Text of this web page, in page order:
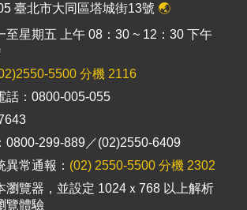
臺北市大同區塔城街13號 🌏
至星期五 上午 08：30 ~ 12：30 下午
5500 分機 2116
話：0800-005-055
0800-299-889／(02)2550-6409
常通報： (02) 2550-5500 分機 2302
瀏覽器，並設定 1024ｘ768 以上解析
覽體驗